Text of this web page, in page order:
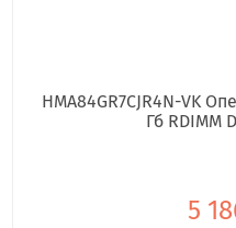
HMA84GR7CJR4N-VK
Гб RDIMM
5